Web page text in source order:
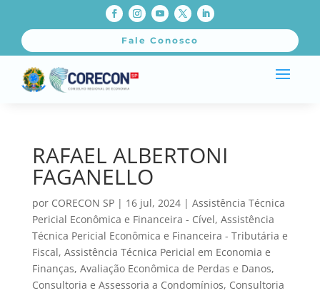
Fale Conosco
RAFAEL ALBERTONI
FAGANELLO
por CORECON SP| 16 jul, 2024| Assistência Técnica
Pericial Econômica e Financeira - Cível, Assistência
Técnica Pericial Econômica e Financeira - Tributária e
Fiscal, Assistência Técnica Pericial em Economia e
Finanças, Avaliação Econômica de Perdas e Danos,
Consultoria e Assessoria a Condomínios, Consultoria